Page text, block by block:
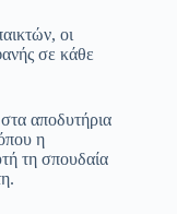
οι
σε κάθε
αποδυτήρια
η
τη σπουδαία